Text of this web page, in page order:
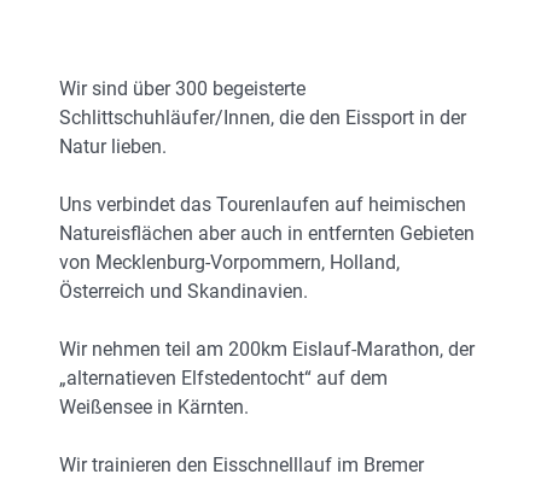
Wir sind über 300 begeisterte
Schlittschuhläufer/Innen, die den Eissport in der
Natur lieben.
Uns verbindet das Tourenlaufen auf heimischen
Natureisflächen aber auch in entfernten Gebieten
von Mecklenburg-Vorpommern, Holland,
Österreich und Skandinavien.
Wir nehmen teil am 200km Eislauf-Marathon, der
„alternatieven Elfstedentocht“ auf dem
Weißensee in Kärnten.
Wir trainieren den Eisschnelllauf im Bremer